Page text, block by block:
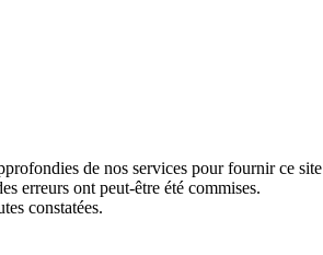
de nos services pour fournir ce site
erreurs ont peut-être été commises.
constatées.